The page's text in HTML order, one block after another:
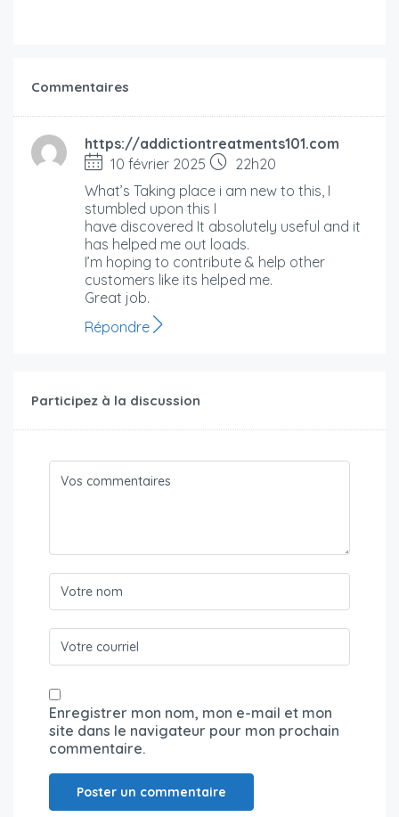
Commentaires
https://addictiontreatments101.com
10 février 2025
22h20
What’s Taking place i am new to this, I
stumbled upon this I
have discovered It absolutely useful and it
has helped me out loads.
I’m hoping to contribute & help other
customers like its helped me.
Great job.
Répondre
Participez à la discussion
Enregistrer mon nom, mon e-mail et mon
site dans le navigateur pour mon prochain
commentaire.